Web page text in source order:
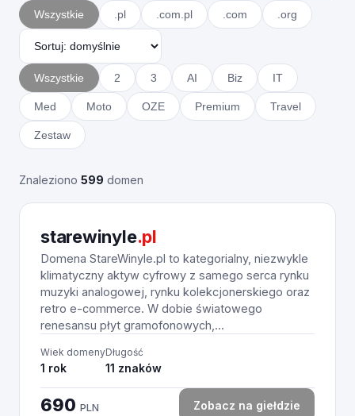
Wszystkie .pl .com.pl .com .org
Wszystkie 2 3 AI Biz IT
Med Moto OZE Premium Travel
Zestaw
Znaleziono 599 domen
starewinyle.pl
Domena StareWinyle.pl to kategorialny, niezwykle
klimatyczny aktyw cyfrowy z samego serca rynku
muzyki analogowej, rynku kolekcjonerskiego oraz
retro e-commerce. W dobie światowego
renesansu płyt gramofonowych,...
Wiek domeny
1 rok
Długość
11 znaków
690 PLN Zobacz na giełdzie